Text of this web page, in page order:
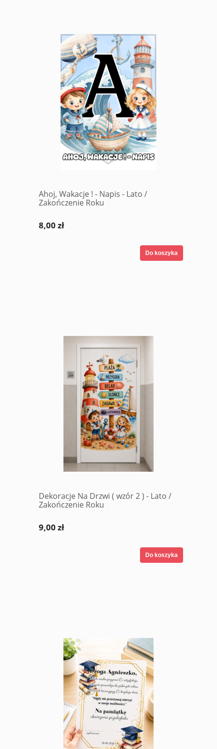
Ahoj, Wakacje ! - Napis - Lato /
Zakończenie Roku
8,00 zł
Do koszyka
Dekoracje Na Drzwi ( wzór 2 ) - Lato /
Zakończenie Roku
9,00 zł
Do koszyka